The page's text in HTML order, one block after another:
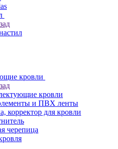
кровли
кровли
и ПВХ ленты
корректор для кровли
черепица